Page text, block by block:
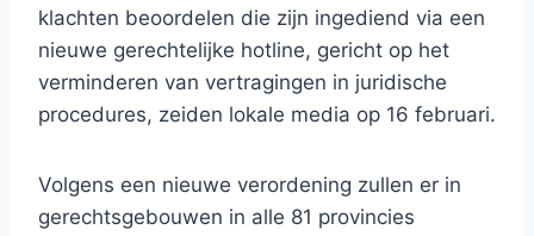
klachten beoordelen die zijn ingediend via een
nieuwe gerechtelijke hotline, gericht op het
verminderen van vertragingen in juridische
procedures, zeiden lokale media op 16 februari.
Volgens een nieuwe verordening zullen er in
gerechtsgebouwen in alle 81 provincies